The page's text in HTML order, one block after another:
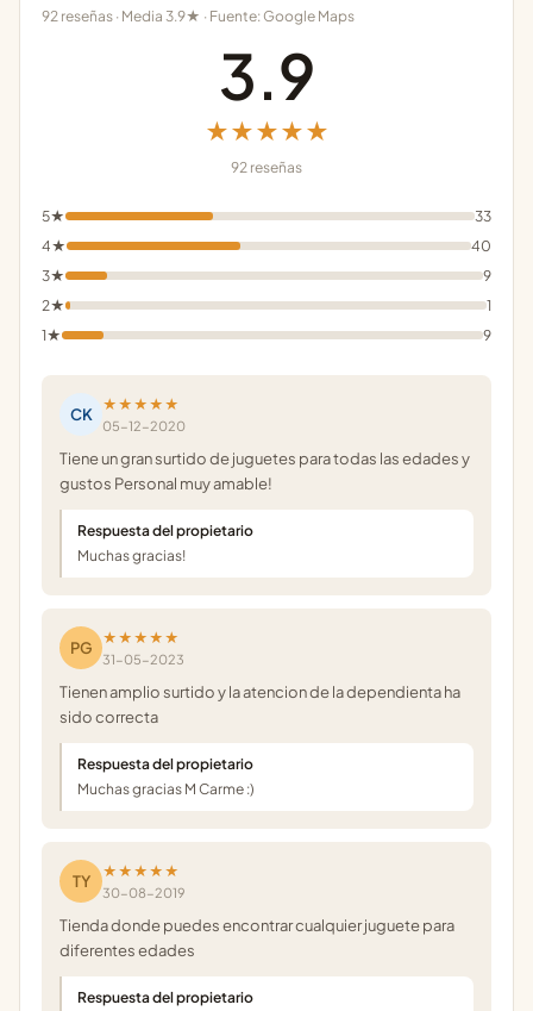
92 reseñas · Media 3.9★ · Fuente: Google Maps
3.9
★★★★★
92 reseñas
5★
33
4★
40
3★
9
2★
1
1★
9
CK
★★★★★
05-12-2020
Tiene un gran surtido de juguetes para todas las edades y
gustos Personal muy amable!
Respuesta del propietario
Muchas gracias!
PG
★★★★★
31-05-2023
Tienen amplio surtido y la atencion de la dependienta ha
sido correcta
Respuesta del propietario
Muchas gracias M Carme :)
TY
★★★★★
30-08-2019
Tienda donde puedes encontrar cualquier juguete para
diferentes edades
Respuesta del propietario